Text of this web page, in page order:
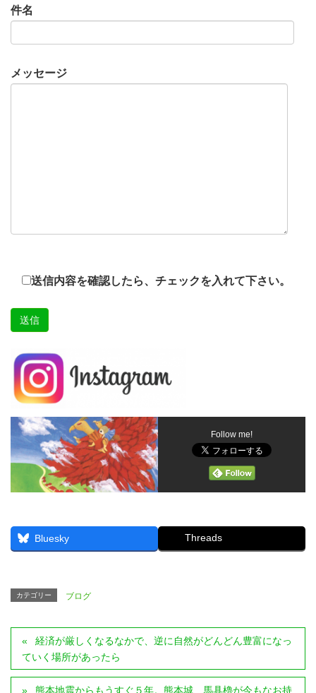
件名
メッセージ
送信内容を確認したら、チェックを入れて下さい。
Follow me!
Bluesky Threads
カテゴリー ブログ
経済が厳しくなるなかで、逆に自然がどんどん豊富になっ
ていく場所があったら
熊本地震からもうすぐ５年。熊本城、馬具櫓が今もなお持